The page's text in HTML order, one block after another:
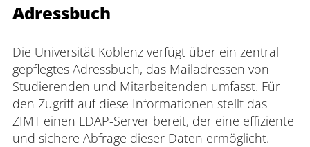
Adressbuch
Die Universität Koblenz verfügt über ein zentral
gepflegtes Adressbuch, das Mailadressen von
Studierenden und Mitarbeitenden umfasst. Für
den Zugriff auf diese Informationen stellt das
ZIMT einen LDAP-Server bereit, der eine effiziente
und sichere Abfrage dieser Daten ermöglicht.